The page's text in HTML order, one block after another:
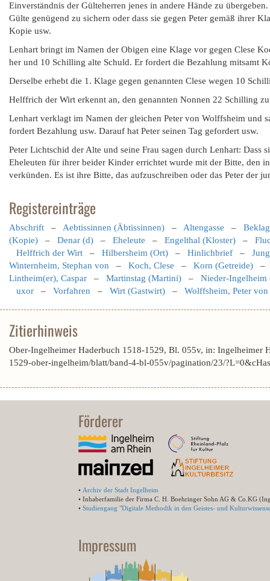
Einverständnis der Gülteherren jenes in andere Hände zu
Gülte genügend zu sichern oder dass sie gegen Peter gemäß ihrer
Kopie usw.
Lenhart bringt im Namen der Obigen eine Klage vor gegen Clese
her und 10 Schilling alte Schuld. Er fordert die Bezahlung mitsamt
Derselbe erhebt die 1. Klage gegen genannten Clese wegen 10
Helffrich der Wirt erkennt an, den genannten Nonnen 22 Schilling
Lenhart verklagt im Namen der gleichen Peter von Wolffsheim und
fordert Bezahlung usw. Darauf hat Peter seinen Tag gefordert usw.
Peter Lichtschid der Alte und seine Frau sagen durch Lenhart:
Eheleuten für ihrer beider Kinder errichtet wurde mit der Bitte, den
verkünden. Es ist ihre Bitte, das aufzuschreiben oder das Peter der
Registereinträge
Abschrift – Aebtissinnen (Äbtissinnen) – Altengasse –
(Kopie) – Denar (d) – Eheleute – Engelthal (Kloster) –
Helffrich der Wirt – Hilbersheim (Ort) – Hinlichbrief –
Winternheim, Stephan von – Koch, Clese – Korn (Getreide)
Lintheim(er), Caspar – Martinstag (Martini) – Nieder-Ingelheim
uxor – Vorfahren – Wirt (Gastwirt) – Wolffsheim, Peter von
Zitierhinweis
Ober-Ingelheimer Haderbuch 1518-1529, Bl. 055v, in: Ingelheimer
1529-ober-ingelheim/blatt/band-4-bl-055v/pagination/23/
Förderer
• Archiv der Stadt Ingelheim
• Inhaberfamilie der Firma C. H. Boehringer Sohn AG & Co.KG
• Studiengang "Digitale Methodik in den Geistes- und
Impressum